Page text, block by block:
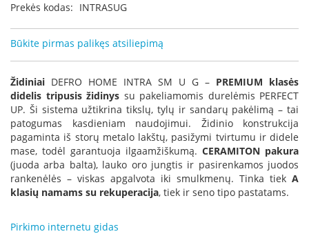
f
r
o
m
e
R
o
m
o
t
o
p
S
Prekės kodas: INTRASUG
Būkite pirmas palikęs atsiliepimą
Židiniai DEFRO HOME INTRA SM U G – PREMIUM klasės
didelis tripusis židinys su pakeliamomis durelėmis PERFECT
UP. Ši sistema užtikrina tikslų, tylų ir sandarų pakėlimą – tai
patogumas kasdieniam naudojimui. Židinio konstrukcija
pagaminta iš storų metalo lakštų, pasižymi tvirtumu ir didele
mase, todėl garantuoja ilgaamžiškumą. CERAMITON pakura
(juoda arba balta), lauko oro jungtis ir pasirenkamos juodos
rankenėlės – viskas apgalvota iki smulkmenų. Tinka tiek A
klasių namams su rekuperacija, tiek ir seno tipo pastatams.
Pirkimo internetu gidas